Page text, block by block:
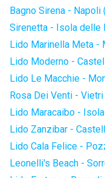
Bagno Sirena - Napoli
Sirenetta - Isola delle
Lido Marinella Meta -
Lido Moderno -
Lido Le Macchie -
Rosa Dei Venti -
Lido Maracaibo -
Lido Zanzibar -
Lido Cala Felice -
Leonelli's Beach -